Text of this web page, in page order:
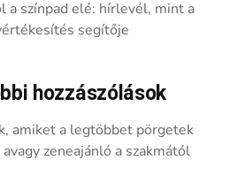
a színpad elé: hírlevél, mint a
segítője
hozzászólások
amiket a legtöbbet pörgetek
avagy zeneajánló a szakmától